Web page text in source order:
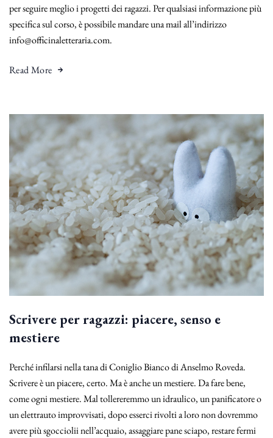
per seguire meglio i progetti dei ragazzi. Per qualsiasi informazione più
specifica sul corso, è possibile mandare una mail all’indirizzo
info@officinaletteraria.com.
Read More
Scrivere per ragazzi: piacere, senso e
mestiere
Perché infilarsi nella tana di Coniglio Bianco di Anselmo Roveda.
Scrivere è un piacere, certo. Ma è anche un mestiere. Da fare bene,
come ogni mestiere. Mal tollereremmo un idraulico, un panificatore o
un elettrauto improvvisati, dopo esserci rivolti a loro non dovremmo
avere più sgocciolii nell’acquaio, assaggiare pane sciapo, restare fermi